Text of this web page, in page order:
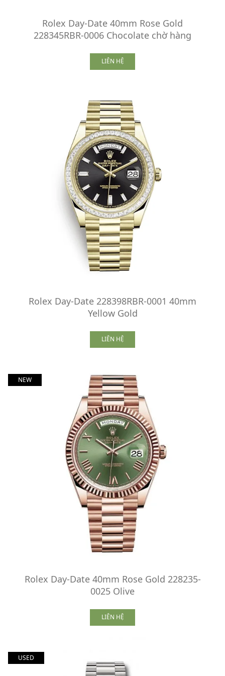
Rolex Day-Date 40mm Rose Gold
228345RBR-0006 Chocolate chờ hàng
LIÊN HỆ
Rolex Day-Date 228398RBR-0001 40mm
Yellow Gold
LIÊN HỆ
NEW
Rolex Day-Date 40mm Rose Gold 228235-
0025 Olive
LIÊN HỆ
USED